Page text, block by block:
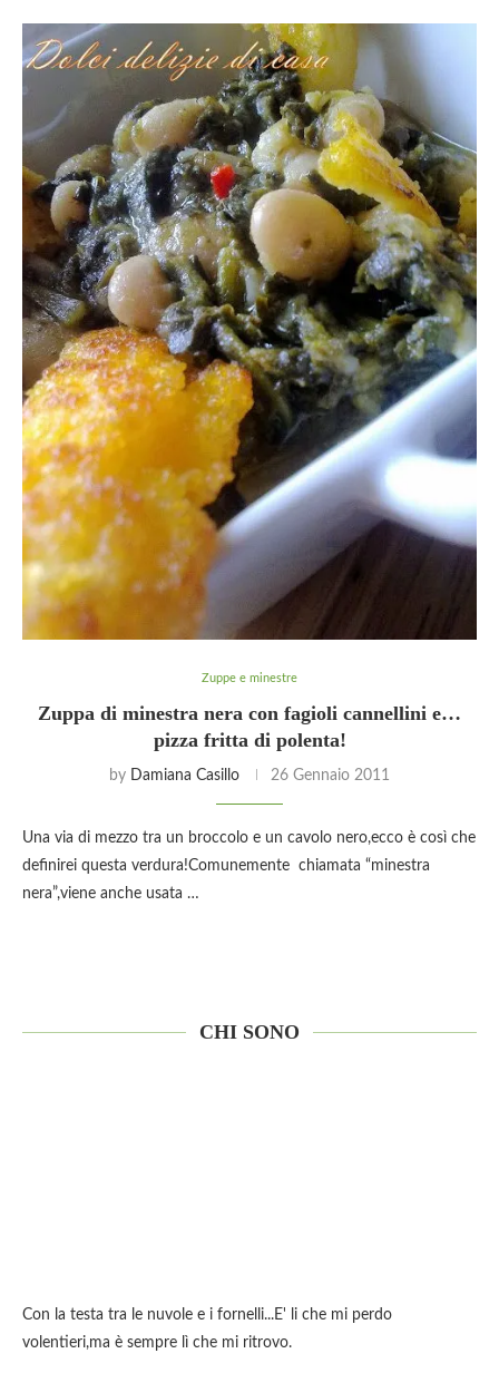
Zuppe e minestre
Zuppa di minestra nera con fagioli cannellini e…
pizza fritta di polenta!
by Damiana Casillo 26 Gennaio 2011
Una via di mezzo tra un broccolo e un cavolo nero,ecco è così che
definirei questa verdura!Comunemente chiamata “minestra
nera”,viene anche usata …
CHI SONO
Con la testa tra le nuvole e i fornelli...E' li che mi perdo
volentieri,ma è sempre lì che mi ritrovo.